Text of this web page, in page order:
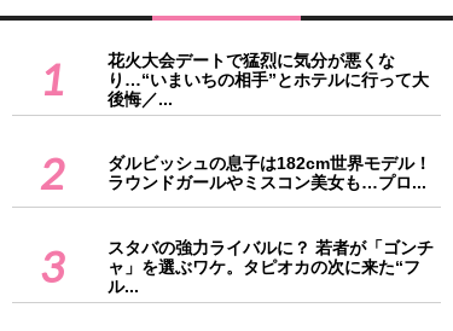
1
花火大会デートで猛烈に気分が悪くな
り…“いまいちの相手”とホテルに行って大
後悔／...
2
ダルビッシュの息子は182cm世界モデル！
ラウンドガールやミスコン美女も…プロ...
3
スタバの強力ライバルに？ 若者が「ゴンチ
ャ」を選ぶワケ。タピオカの次に来た“フ
ル...